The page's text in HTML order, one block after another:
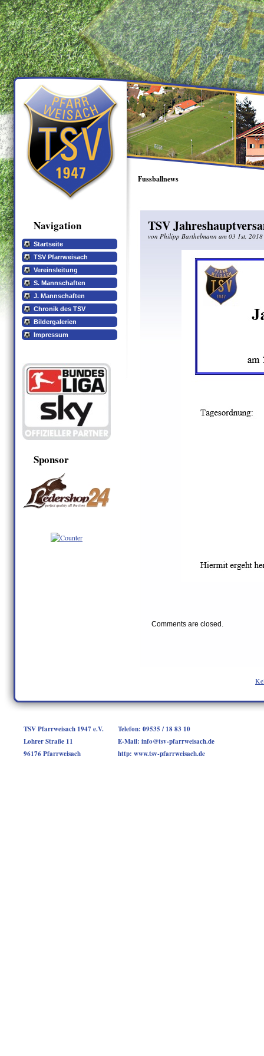
Navigation
Startseite
TSV Pfarrweisach
Vereinsleitung
S. Mannschaften
J. Mannschaften
Chronik des TSV
Bildergalerien
Impressum
Sponsor
Fussballnews
TSV
von Philipp Barthelmann am 03 1st, 2018
Comments are closed.
TSV Pfarrweisach 1947 e.V.
Lohrer Straße 11
96176 Pfarrweisach
Telefon: 09535 / 18 83 10
E-Mail: info@tsv-pfarrweisach.de
http: www.tsv-pfarrweisach.de